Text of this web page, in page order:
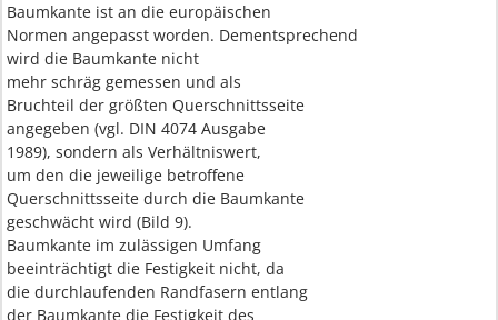
Baumkante ist an die europäischen
Normen angepasst worden. Dementsprechend
wird die Baumkante nicht
mehr schräg gemessen und als
Bruchteil der größten Querschnittsseite
angegeben (vgl. DIN 4074 Ausgabe
1989), sondern als Verhältniswert,
um den die jeweilige betroffene
Querschnittsseite durch die Baumkante
geschwächt wird (Bild 9).
Baumkante im zulässigen Umfang
beeinträchtigt die Festigkeit nicht, da
die durchlaufenden Randfasern entlang
der Baumkante die Festigkeit des